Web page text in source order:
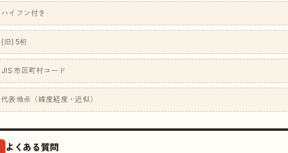
ハイフン付き
(旧) 5桁
JIS 市区町村コード
代表地点（緯度経度・近似）
よくある質問